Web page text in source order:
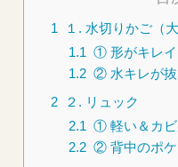
1
１. 水切りかご（大
1.1 ① 形がキレイ
1.2 ② 水キレが抜
2
２. リュック
2.1 ① 軽い＆カビ
2.2 ② 背中のポケ